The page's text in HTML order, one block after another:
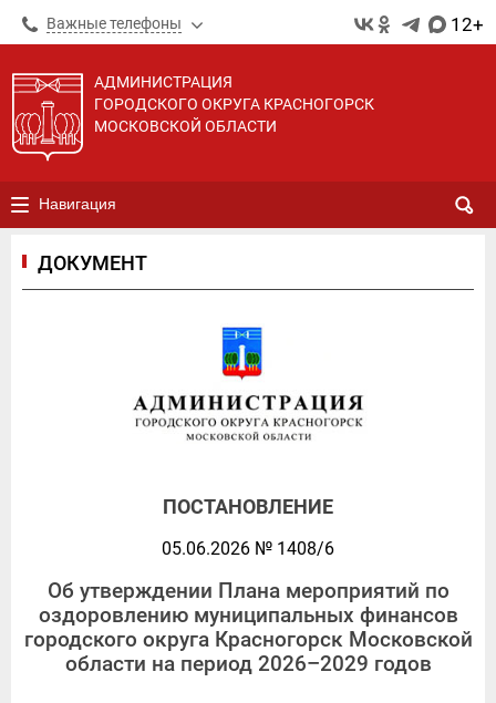
Важные телефоны 12+
АДМИНИСТРАЦИЯ
ГОРОДСКОГО ОКРУГА КРАСНОГОРСК
МОСКОВСКОЙ ОБЛАСТИ
Навигация
ДОКУМЕНТ
ПОСТАНОВЛЕНИЕ
05.06.2026 № 1408/6
Об утверждении Плана мероприятий по
оздоровлению муниципальных финансов
городского округа Красногорск Московской
области на период 2026–2029 годов